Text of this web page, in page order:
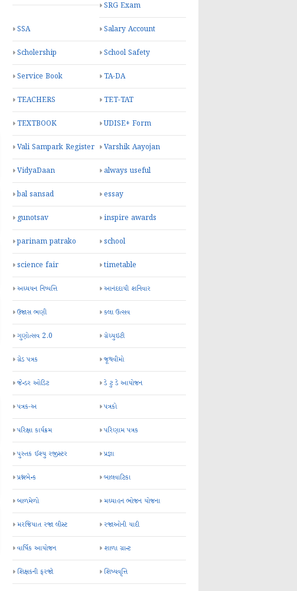
SRG Exam
SSA Salary Account
Scholership School Safety
Service Book TA-DA
TEACHERS TET-TAT
TEXTBOOK UDISE+ Form
Vali Sampark Register Varshik Aayojan
VidyaDaan always useful
bal sansad essay
gunotsav inspire awards
parinam patrako school
science fair timetable
અધ્યયન નિષ્પત્તિ આનંદદાયી શનિવાર
ઉજાસ ભણી કલા ઉત્સવ
ગુણોત્સવ 2.0 ગ્રેચ્યુઇટી
ગ્રેડ પત્રક જૂથવીમો
જેન્ડર ઓડિટ ડે ટુ ડે આયોજન
પત્રક-અ પત્રકો
પરિક્ષા કાર્યક્રમ પરિણામ પત્રક
પુસ્તક ઈશ્યુ રજીસ્ટર પ્રજ્ઞા
પ્રશ્નબેન્ક બાલવાટિકા
બાળમેળો મઘ્યાહન ભોજન યોજના
મરજિયાત રજા લીસ્ટ રજાઓની યાદી
વાર્ષિક આયોજન શાળા ગ્રાન્ટ
શિક્ષકની ફરજો શિષ્યવૃત્તિ